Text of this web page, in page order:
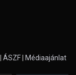
ÁSZF Médiaajánlat